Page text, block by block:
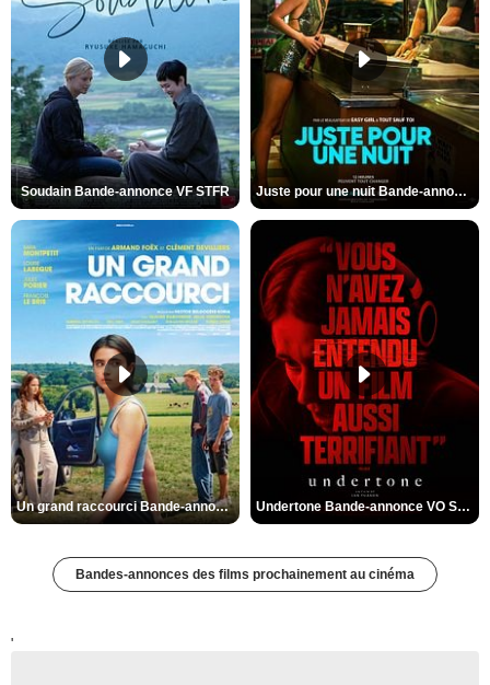
Soudain Bande-annonce VF STFR Juste pour une nuit Bande-annonce VO STFR
Un grand raccourci Bande-annonce VF Undertone Bande-annonce VO STFR
Bandes-annonces des films prochainement au cinéma
'